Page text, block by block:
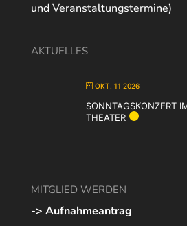
und Veranstaltungstermine)
AKTUELLES
OKT. 11 2026
SONNTAGSKONZERT
THEATER
MITGLIED WERDEN
-> Aufnahmeantrag